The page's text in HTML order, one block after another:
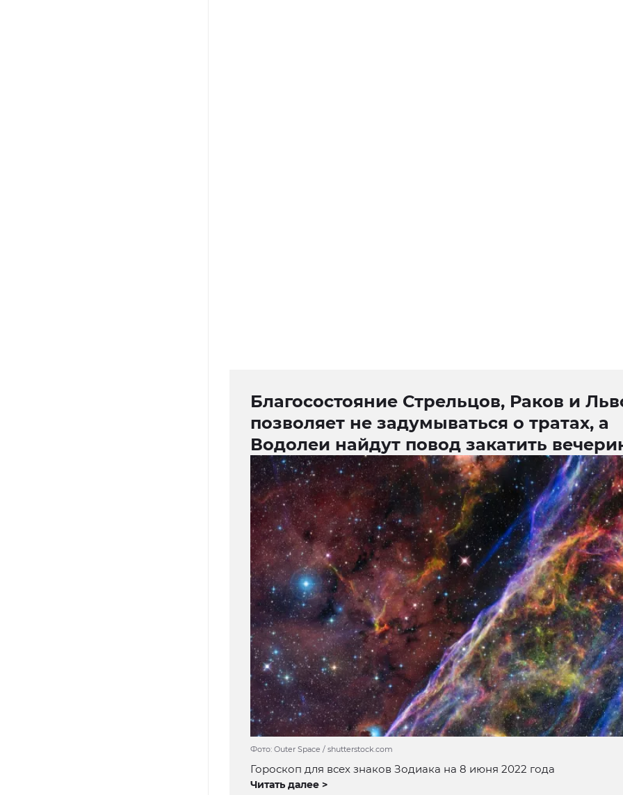
Благосостояние Стрельцов, Раков и
позволяет не задумываться о тратах, а
Водолеи найдут повод закатить
Фото: Outer Space / shutterstock.com
Гороскоп для всех знаков Зодиака на 8 июня 2022 года
Читать далее >